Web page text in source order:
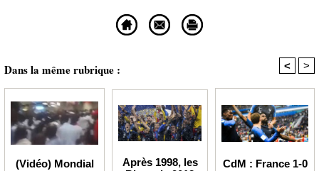
Dans la même rubrique : < >
(Vidéo) Mondial
Après 1998, les
CdM : France 1-0